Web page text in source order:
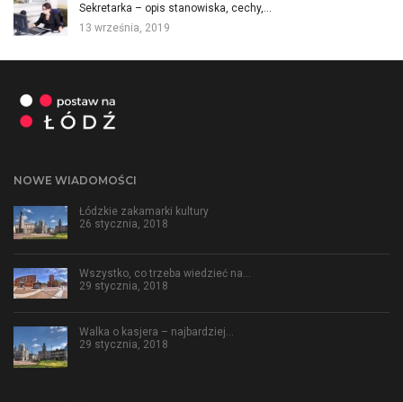
Sekretarka – opis stanowiska, cechy,…
13 września, 2019
NOWE WIADOMOŚCI
Łódzkie zakamarki kultury
26 stycznia, 2018
Wszystko, co trzeba wiedzieć na…
29 stycznia, 2018
Walka o kasjera – najbardziej…
29 stycznia, 2018